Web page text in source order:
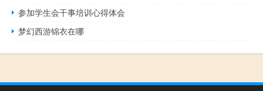
参加学生会干事培训心得体会
梦幻西游锦衣在哪